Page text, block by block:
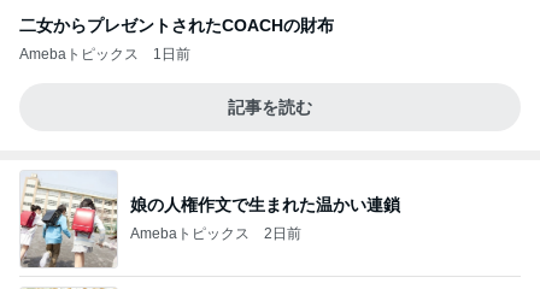
二女からプレゼントされたCOACHの財布
Amebaトピックス 1日前
記事を読む
娘の人権作文で生まれた温かい連鎖
Amebaトピックス 2日前